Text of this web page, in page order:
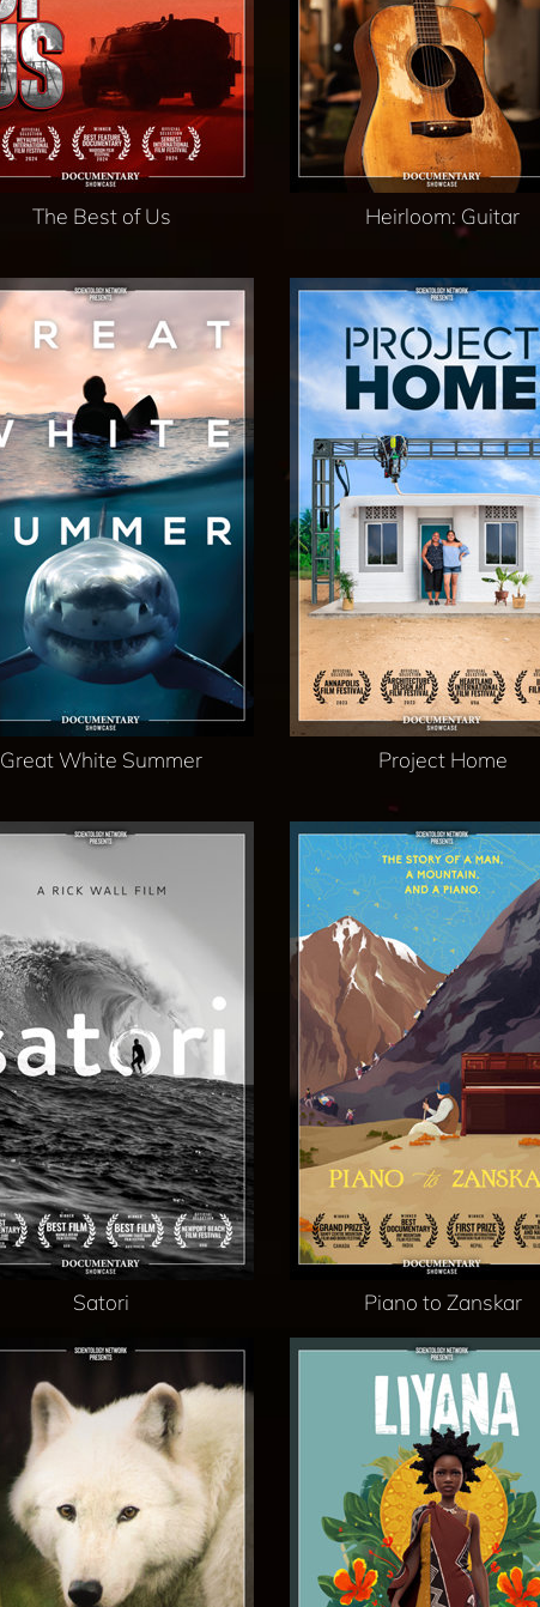
The Best of Us Heirloom: Guitar
Great White Summer Project Home
Satori Piano to Zanskar